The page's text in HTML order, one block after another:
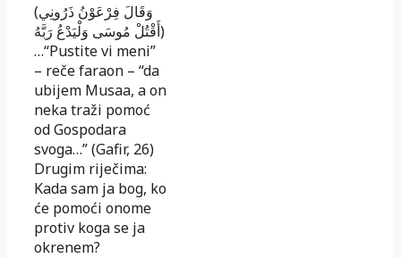
(وَقَالَ فِرْعَوْنُ ذَرُونِي
أَقْتُلْ مُوسَى وَلْيَدْعُ رَبَّهُ)
…“Pustite vi meni”
– reče faraon – “da
ubijem Musaa, a on
neka traži po­moć
od Gospodara
svoga…” (Gafir, 26)
Drugim rije­či­ma:
Kada sam ja bog, ko
će pomoći onome
protiv koga se ja
okrenem?